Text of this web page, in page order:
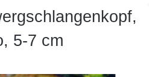
5-7 cm